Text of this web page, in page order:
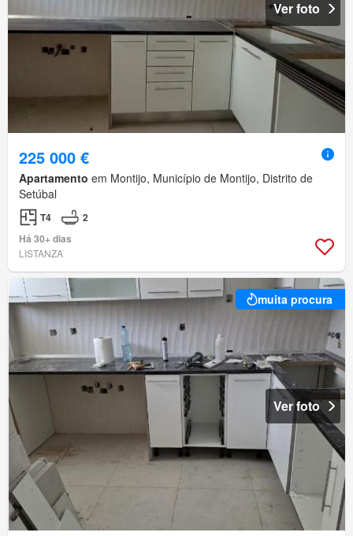
Ver foto
225 000 €
Apartamento em Montijo, Município de Montijo, Distrito de
Setúbal
T4
2
Há 30+ dias
LISTANZA
muita procura
Ver foto